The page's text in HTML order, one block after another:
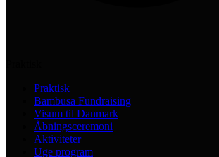
Praktisk
Bambusa Fundraising
Visum til Danmark
Åbningsceremoni
Aktiviteter
Uge program